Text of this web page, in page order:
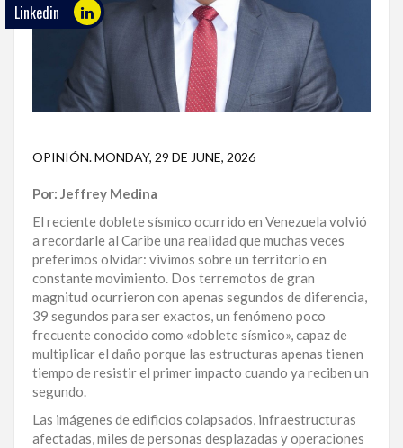
ECO
TRABAJOS
INVESTIGACIÓN
PROVINCIAS
DISTRITO
SANTO
DOMINGO
SANTIAGO
SAN
JUAN
ALTAGRACIA
Linkedin
OPINIÓN.MONDAY, 29 DE JUNE, 2026
Por: Jeffrey Medina
El reciente doblete sísmico ocurrido en Venezuela volvió
a recordarle al Caribe una realidad que muchas veces
preferimos olvidar: vivimos sobre un territorio en
constante movimiento. Dos terremotos de gran
magnitud ocurrieron con apenas segundos de diferencia,
39 segundos para ser exactos, un fenómeno poco
frecuente conocido como «doblete sísmico», capaz de
multiplicar el daño porque las estructuras apenas tienen
tiempo de resistir el primer impacto cuando ya reciben un
segundo.
Las imágenes de edificios colapsados, infraestructuras
afectadas, miles de personas desplazadas y operaciones